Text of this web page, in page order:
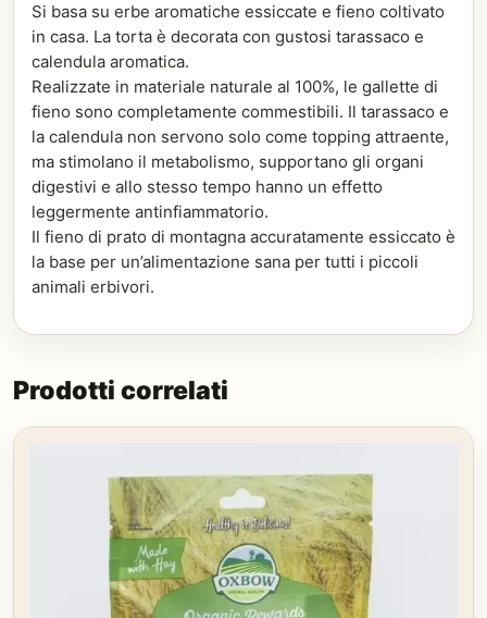
Si basa su erbe aromatiche essiccate e fieno coltivato
in casa. La torta è decorata con gustosi tarassaco e
calendula aromatica.
Realizzate in materiale naturale al 100%, le gallette di
fieno sono completamente commestibili. Il tarassaco e
la calendula non servono solo come topping attraente,
ma stimolano il metabolismo, supportano gli organi
digestivi e allo stesso tempo hanno un effetto
leggermente antinfiammatorio.
Il fieno di prato di montagna accuratamente essiccato è
la base per un’alimentazione sana per tutti i piccoli
animali erbivori.
Prodotti correlati